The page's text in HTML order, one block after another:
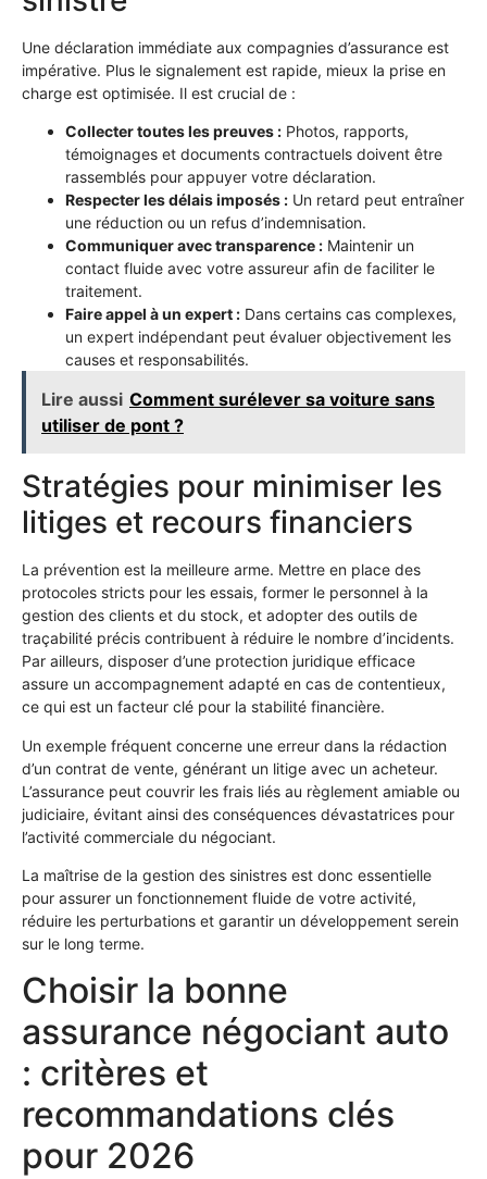
Une déclaration immédiate aux compagnies d’assurance est
impérative. Plus le signalement est rapide, mieux la prise en
charge est optimisée. Il est crucial de :
Collecter toutes les preuves : Photos, rapports,
témoignages et documents contractuels doivent être
rassemblés pour appuyer votre déclaration.
Respecter les délais imposés : Un retard peut entraîner
une réduction ou un refus d’indemnisation.
Communiquer avec transparence : Maintenir un
contact fluide avec votre assureur afin de faciliter le
traitement.
Faire appel à un expert : Dans certains cas complexes,
un expert indépendant peut évaluer objectivement les
causes et responsabilités.
Lire aussi Comment surélever sa voiture sans
utiliser de pont ?
Stratégies pour minimiser les
litiges et recours financiers
La prévention est la meilleure arme. Mettre en place des
protocoles stricts pour les essais, former le personnel à la
gestion des clients et du stock, et adopter des outils de
traçabilité précis contribuent à réduire le nombre d’incidents.
Par ailleurs, disposer d’une protection juridique efficace
assure un accompagnement adapté en cas de contentieux,
ce qui est un facteur clé pour la stabilité financière.
Un exemple fréquent concerne une erreur dans la rédaction
d’un contrat de vente, générant un litige avec un acheteur.
L’assurance peut couvrir les frais liés au règlement amiable ou
judiciaire, évitant ainsi des conséquences dévastatrices pour
l’activité commerciale du négociant.
La maîtrise de la gestion des sinistres est donc essentielle
pour assurer un fonctionnement fluide de votre activité,
réduire les perturbations et garantir un développement serein
sur le long terme.
Choisir la bonne
assurance négociant auto
: critères et
recommandations clés
pour 2026